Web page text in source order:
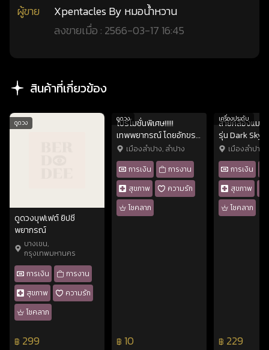
ผู้ขาย
Xpentacles By หมอน้ำหวาน
ลงขายเมื่อ : 2566-03-17 16:45
สินค้าที่เกี่ยวข้อง
ดูดวง
ดูดวงบุฟเฟต์ ยิปซี
พยากรณ์
บางเขน,
กรุงเทพมหานคร
การเงิน
การงาน
สุขภาพ
ความรัก
โชคลาภ
฿ 299
ดูดวง
โปรโมชั่นพิเศษ!!!!!
เทพพยากรณ์ โดยอักขระ
รูนส์เมืองลำปาง, ลำปาง
การเงิน
การงาน
สุขภาพ
ความรัก
โชคลาภ
฿ 10
เครื่องประดับ
สายคล้องแมส
รุ่น Dark
เมืองลำปาง,
การเงิน
สุขภาพ
โชคลาภ
฿ 229